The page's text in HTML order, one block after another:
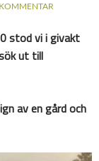
stod vi i givakt
ut till
av en gård och